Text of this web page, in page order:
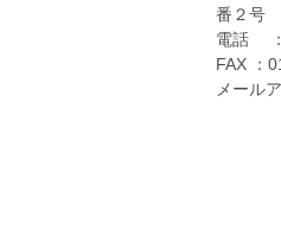
番２号
電話
FAX ：
メール